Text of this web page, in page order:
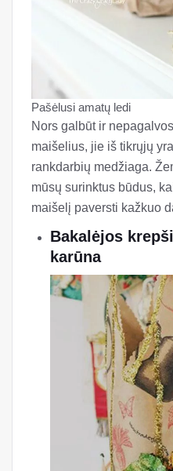
Pašėlusi amatų ledi
Nors galbūt ir
maišelius, jie iš tikrųjų
rankdarbių medžiaga.
mūsų surinktus būdus,
maišelį paversti kažkuo
Bakalėjos
karūna